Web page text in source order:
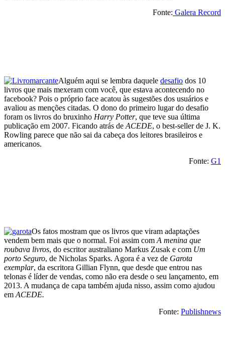
Fonte: Galera Record
Alguém aqui se lembra daquele desafio dos 10
livros que mais mexeram com você, que estava acontecendo no
facebook? Pois o próprio face acatou às sugestões dos usuários e
avaliou as menções citadas. O dono do primeiro lugar do desafio
foram os livros do bruxinho Harry Potter, que teve sua última
publicação em 2007. Ficando atrás de ACEDE, o best-seller de J. K.
Rowling parece que não sai da cabeça dos leitores brasileiros e
americanos.
Fonte: G1
Os fatos mostram que os livros que viram adaptações
vendem bem mais que o normal. Foi assim com A menina que
roubava livros, do escritor australiano Markus Zusak e com Um
porto Seguro, de Nicholas Sparks. Agora é a vez de Garota
exemplar, da escritora Gillian Flynn, que desde que entrou nas
telonas é líder de vendas, como não era desde o seu lançamento, em
2013. A mudança de capa também ajuda nisso, assim como ajudou
em ACEDE.
Fonte: Publishnews